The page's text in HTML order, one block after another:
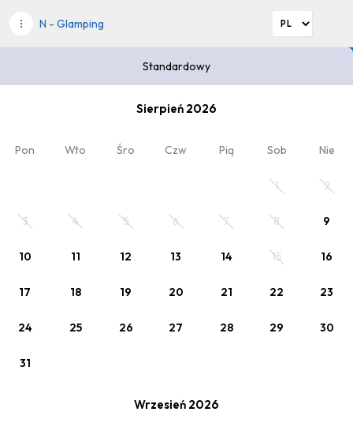
N - Glamping
Standardowy
Sierpień 2026
Pon Wto Śro Czw Pią Sob Nie
1 2
3 4 5 6 7 8 9
10 11 12 13 14 15 16
17 18 19 20 21 22 23
24 25 26 27 28 29 30
31
Wrzesień 2026